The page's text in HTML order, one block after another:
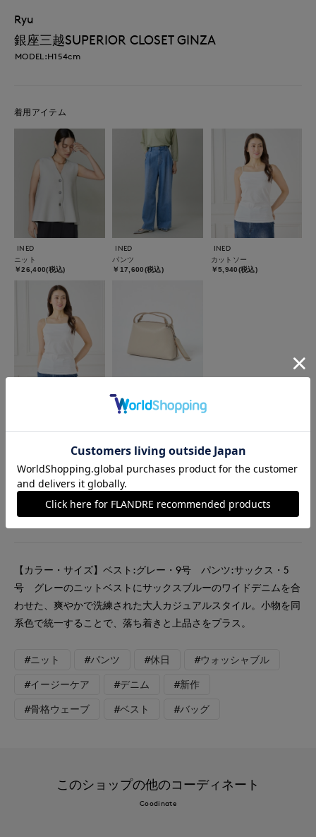
Ryu
銀座三越SUPERIOR CLOSET GINZA
MODEL:H154cm
着用アイテム
INED
ニット
￥26,400(税込)
INED
パンツ
￥17,600(税込)
INED
カットソー
￥5,940(税込)
FAVORITE SUKINAMONO
バッグ
着用ブランド
INED
FAVORITE SUKINAMONO
【カラー・サイズ】ベスト:グレー・9号 パンツ:サックス・5
号 グレーのニットベストにサックスブルーのワイドデニムを合
わせた、爽やかで洗練された大人カジュアルスタイル。小物を同
系色で統一することで、落ち着きと上品さをプラス。
#ニット #パンツ #休日 #ウォッシャブル
#イージーケア #デニム #新作
#骨格ウェーブ #ベスト #バッグ
このショップの他のコーディネート
Coodinate